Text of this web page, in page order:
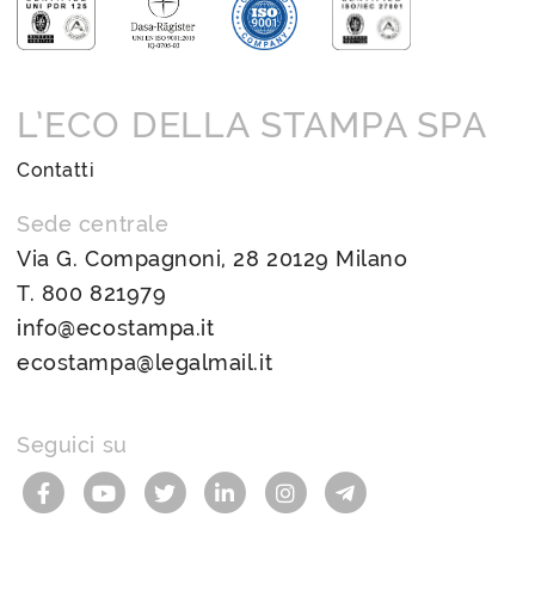
L’ECO DELLA STAMPA SPA
Contatti
Sede centrale
Via G. Compagnoni, 28 20129 Milano
T. 800 821979
info@ecostampa.it
ecostampa@legalmail.it
Seguici su